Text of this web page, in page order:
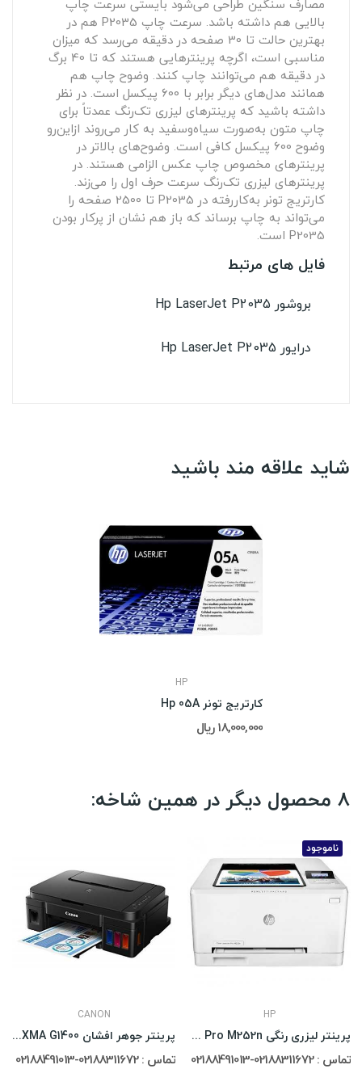
مصارف سنگین طراحی می‌شود بایستی سرعت چاپ
بالایی هم داشته باشد. سرعت چاپ P2035 هم در
بهترین حالت تا 30 صفحه در دقیقه می‌رسد که میزان
مناسبی است، اگرچه پرینترهایی هستند که تا 40 برگ
در دقیقه هم می‌توانند چاپ کنند. وضوح چاپ هم
همانند مدل‌های دیگر برابر با 600 پیکسل است. در نظر
داشته باشید که پرینترهای لیزری تک‌رنگ عمدتاً برای
چاپ متون به‌صورت سیاه‌و‌سفید به کار می‌روند ازاین‌رو
وضوح 600 پیکسل کافی است. وضوح‌های بالاتر در
پرینترهای مخصوص چاپ عکس الزامی هستند. در
پرینترهای لیزری تک‌رنگ سرعت حرف اول را می‌زند.
کارتریج تونر به‌کاررفته در P2035 تا 2500 صفحه را
می‌تواند به چاپ برساند که باز هم نشان از پرکار بودن
P2035 است.
فایل های مرتبط
بروشور Hp LaserJet P2035
درایور Hp LaserJet P2035
شاید علاقه مند باشید
HP
کارتریج تونر Hp 05A
18,000,000 ریال
8 محصول دیگر در همین شاخه:
CANON
پرینتر جوهر افشان Canon PIXMA G1400
تماس : 02188311672-02188491013
ناموجود
HP
پرینتر لیزری رنگی HP Color LaserJet Pro M252n
تماس : 02188311672-02188491013